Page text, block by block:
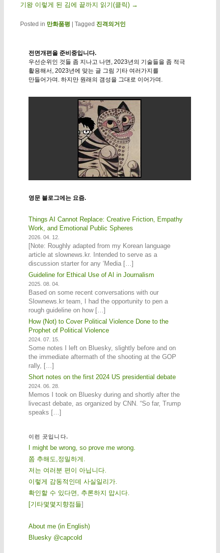
기왕 이렇게 된 김에 끝까지 읽기(클릭) →
Posted in 만화품평 | Tagged 진격의거인
전면개편을 준비중입니다.
우선순위인 것들 좀 지나고 나면, 2023년의 기술들을 좀 적극
활용해서, 2023년에 맞는 글 그림 기타 여러가지를
만들어가며. 하지만 원래의 갬성을 그대로 이어가며.
영문 블로그에는 요즘.
Things AI Cannot Replace: Creative Friction, Empathy
Work, and Emotional Public Spheres
2026. 04. 12.
[Note: Roughly adapted from my Korean language
article at slownews.kr. Intended to serve as a
discussion starter for any ‘Media […]
Guideline for Ethical Use of AI in Journalism
2025. 08. 04.
Based on some recent conversations with our
Slownews.kr team, I had the opportunity to pen a
rough guideline on how […]
How (Not) to Cover Political Violence Done to the
Prophet of Political Violence
2024. 07. 15.
Some notes I left on Bluesky, slightly before and on
the immediate aftermath of the shooting at the GOP
rally, […]
Short notes on the first 2024 US presidential debate
2024. 06. 28.
Memos I took on Bluesky during and shortly after the
livecast debate, as organized by CNN. “So far, Trump
speaks […]
이런 곳입니다.
I might be wrong, so prove me wrong.
쫌 추해도,정밀하게.
저는 여러분 편이 아닙니다.
이렇게 감동적인데 사실일리가.
확인할 수 있다면, 추론하지 맙시다.
[기 타몇 몇 지 향점 들]
About me (in English)
Bluesky @capcold